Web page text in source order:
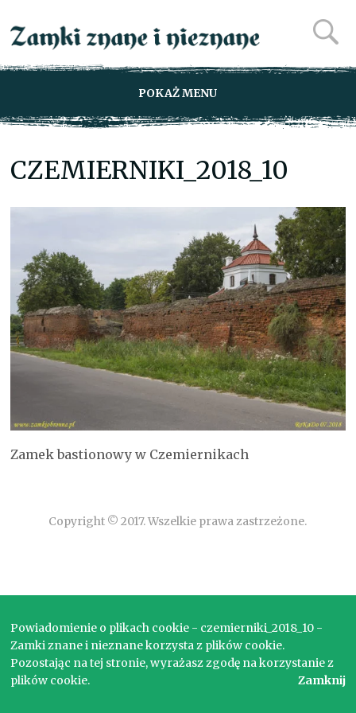
POKAŻ MENU
CZEMIERNIKI_2018_10
Zamek bastionowy w Czemiernikach
Copyright © 2017. Wszelkie prawa zastrzeżone.
Powiadomienie o plikach cookie - czemierniki_2018_10 -
Zamki znane i nieznane korzysta z plików cookie.
Pozostając na tej stronie, wyrażasz zgodę na korzystanie z
plików cookie.
Zamknij